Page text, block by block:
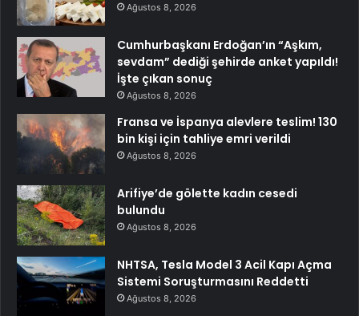
Ağustos 8, 2026
Cumhurbaşkanı Erdoğan’ın “Aşkım,
sevdam” dediği şehirde anket yapıldı!
İşte çıkan sonuç
Ağustos 8, 2026
Fransa ve İspanya alevlere teslim! 130
bin kişi için tahliye emri verildi
Ağustos 8, 2026
Arifiye’de gölette kadın cesedi
bulundu
Ağustos 8, 2026
NHTSA, Tesla Model 3 Acil Kapı Açma
Sistemi Soruşturmasını Reddetti
Ağustos 8, 2026